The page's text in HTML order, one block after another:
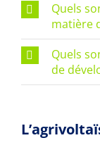
Quels
matière
Quels
de